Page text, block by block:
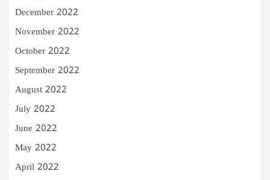
December 2022
November 2022
October 2022
September 2022
August 2022
July 2022
June 2022
May 2022
April 2022